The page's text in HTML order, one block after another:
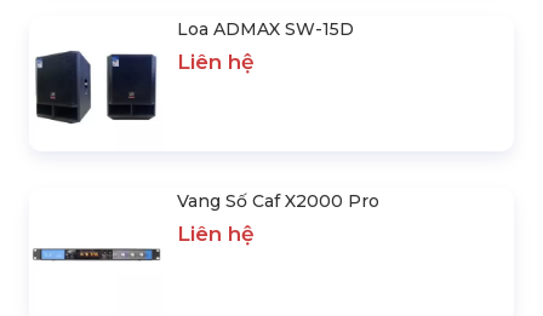
Loa ADMAX SW-15D
Liên hệ
Vang Số Caf X2000 Pro
Liên hệ